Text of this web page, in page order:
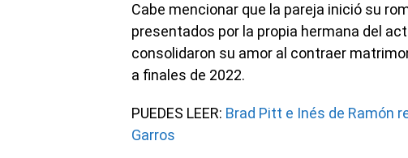
Cabe mencionar que la pareja inició su
presentados por la propia hermana del
consolidaron su amor al contraer
a finales de 2022.
PUEDES LEER: Brad Pitt e Inés de Ramón
Garros